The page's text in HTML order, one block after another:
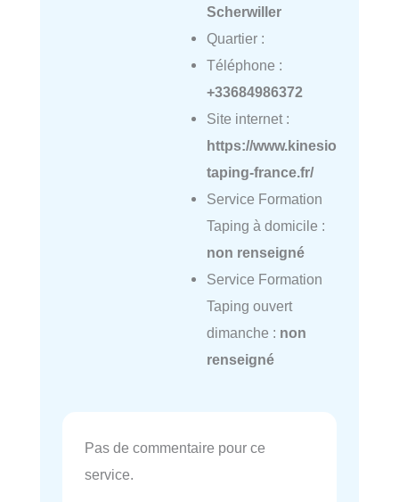
Scherwiller
Quartier :
Téléphone :
+33684986372
Site internet :
https://www.kinesio
taping-france.fr/
Service Formation
Taping à domicile :
non renseigné
Service Formation
Taping ouvert
dimanche : non
renseigné
Pas de commentaire pour ce
service.